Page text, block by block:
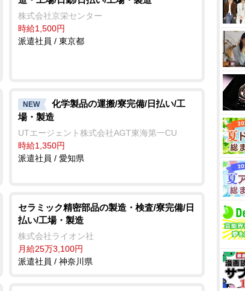
株式会社京栄センター
時給1,500円
派遣社員 / 東京都
NEW
化学製品の運搬/寮完備/日払い/工
場・製造
UTエージェント株式会社AGT東海第一CU
時給1,350円
派遣社員 / 愛知県
セラミック精密部品の製造・検査/寮完備/日
払い/工場・製造
株式会社ライオン社
月給25万3,100円
派遣社員 / 神奈川県